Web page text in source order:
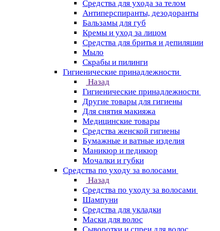
Средства для ухода за телом
Антиперспиранты, дезодоранты
Бальзамы для губ
Кремы и уход за лицом
Средства для бритья и депиляции
Мыло
Скрабы и пилинги
Гигиенические принадлежности
Назад
Гигиенические принадлежности
Другие товары для гигиены
Для снятия макияжа
Медицинские товары
Средства женской гигиены
Бумажные и ватные изделия
Маникюр и педикюр
Мочалки и губки
Средства по уходу за волосами
Назад
Средства по уходу за волосами
Шампуни
Средства для укладки
Маски для волос